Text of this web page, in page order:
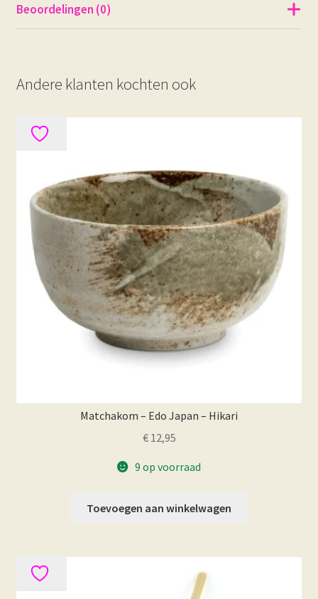
Beoordelingen (0)
Andere klanten kochten ook
Matchakom – Edo Japan – Hikari
€12,95
9 op voorraad
Toevoegen aan winkelwagen